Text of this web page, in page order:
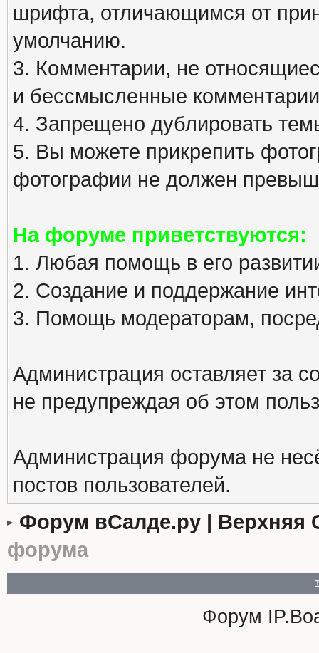
шрифта, отличающимся от
умолчанию.
3. Комментарии, не
и бессмысленные
4. Запрещено дублировать
5. Вы можете прикрепить
фотографии не должен
На форуме приветствуются:
1. Любая помощь в его
2. Создание и поддержание
3. Помощь модераторам,
Администрация оставляет за
не предупреждая об этом
Администрация форума не
постов пользователей.
Форум вСалде.ру | Верхняя
форума
Форум